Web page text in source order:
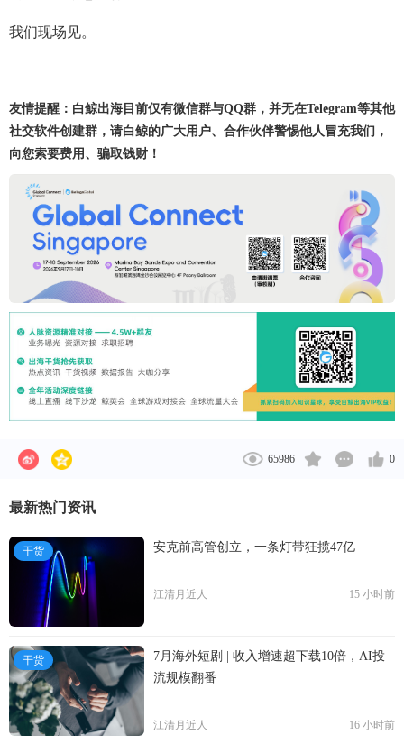
我们现场见。
友情提醒：白鲸出海目前仅有微信群与QQ群，并无在Telegram等其他
社交软件创建群，请白鲸的广大用户、合作伙伴警惕他人冒充我们，
向您索要费用、骗取钱财！
65986 0
最新热门资讯
干货 安克前高管创立，一条灯带狂揽47亿
江清月近人 15 小时前
干货
7月海外短剧 | 收入增速超下载10倍，AI投
流规模翻番
江清月近人 16 小时前